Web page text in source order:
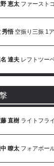
恵太 ファースト
秀悟 空振り三振 1
達夫 レフトツー
直樹 ライトフラ
瞭太 フォアボー